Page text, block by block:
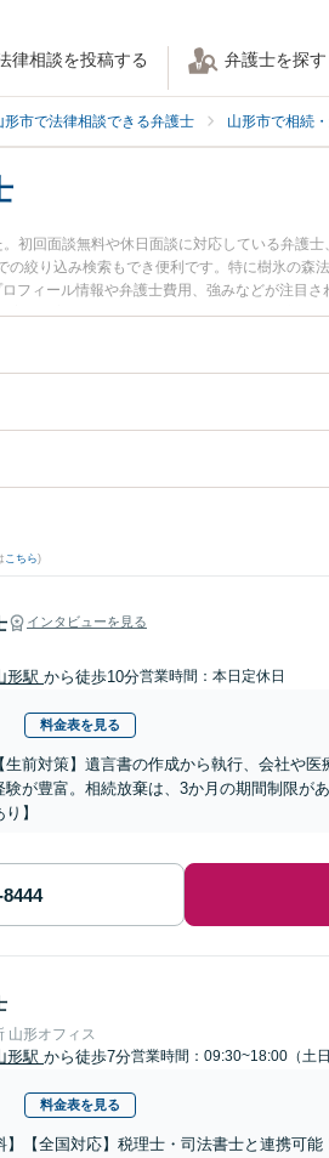
律相談を投稿する 弁護士を探す
形市で法律相談できる弁護士 山形市で相続
初回面談無料や休日面談に対応している弁護
絞り込み検索もでき便利です。特に樹氷の森
フィール情報や弁護士費用、強みなどが注目
績豊富な近くの弁護士を検索したい』『初回
こちら)
インタビューを見る
形駅 から徒歩10分営業時間：本日定休日
料金表を見る
生前対策】遺言書の作成から執行、会社や
が豊富。相続放棄は、3か月の期間制限が
】
山形オフィス
形駅 から徒歩7分営業時間：09:30~18:00（土日
料金表を見る
】【全国対応】税理士・司法書士と連携可